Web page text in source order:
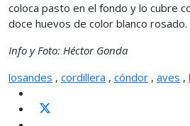
coloca pasto en el fondo y lo cubre
doce huevos de color blanco rosado.
Info y Foto: Héctor Gonda
losandes , cordillera , cóndor , aves ,